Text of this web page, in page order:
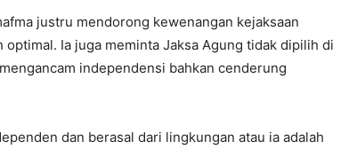
justru mendorong kewenangan kejaksaan
Ia juga meminta Jaksa Agung tidak dipilih di
independensi bahkan cenderung
dan berasal dari lingkungan atau ia adalah